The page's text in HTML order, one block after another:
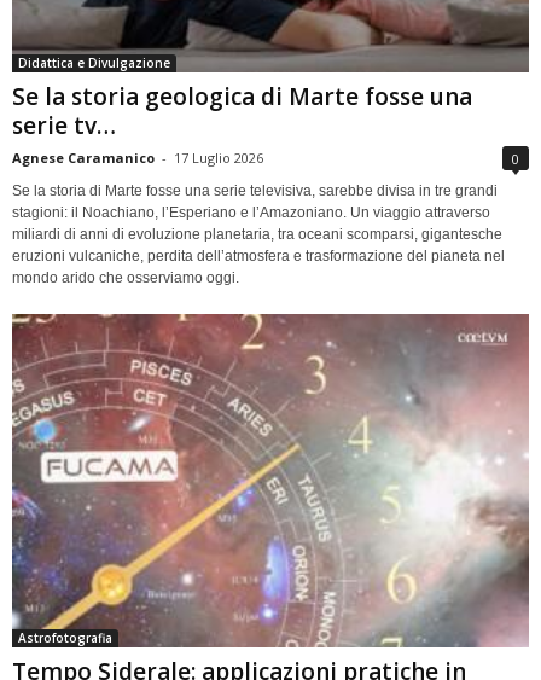
Didattica e Divulgazione
Se la storia geologica di Marte fosse una
serie tv…
Agnese Caramanico - 17 Luglio 2026 0
Se la storia di Marte fosse una serie televisiva, sarebbe divisa in tre grandi
stagioni: il Noachiano, l’Esperiano e l’Amazoniano. Un viaggio attraverso
miliardi di anni di evoluzione planetaria, tra oceani scomparsi, gigantesche
eruzioni vulcaniche, perdita dell’atmosfera e trasformazione del pianeta nel
mondo arido che osserviamo oggi.
Astrofotografia
Tempo Siderale: applicazioni pratiche in